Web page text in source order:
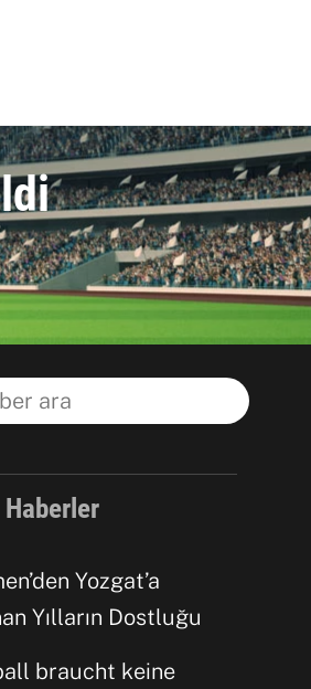
Yozgat’a
Yılların Dostluğu
braucht keine